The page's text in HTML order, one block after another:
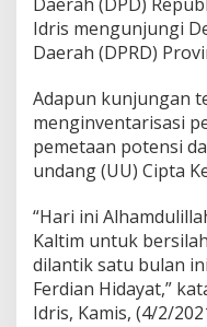
Idris mengunjungi
Daerah (DPRD)
Adapun kunjungan
menginventarisasi
pemetaan potensi
undang (UU) Cipta
“Hari ini
Kaltim untuk
dilantik satu bulan
Ferdian Hidayat,”
Idris, Kamis, (4/2/